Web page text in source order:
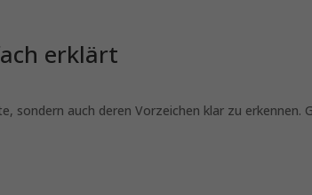
erklärt
auch deren Vorzeichen klar zu erkennen.